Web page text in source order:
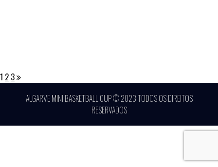
1 2 3
ALGARVE MINI BASKETBALL CUP © 2023 TODOS OS DIREITOS
RESERVADOS